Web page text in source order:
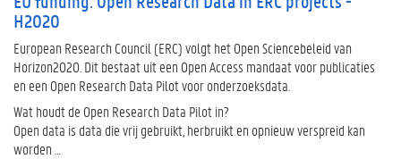
H2020
European Research Council (ERC) volgt het Open Sciencebeleid van
Horizon2020. Dit bestaat uit een Open Access mandaat voor publicaties
en een Open Research Data Pilot voor onderzoeksdata.
Wat houdt de Open Research Data Pilot in?
Open data is data die vrij gebruikt, herbruikt en opnieuw verspreid kan
worden …